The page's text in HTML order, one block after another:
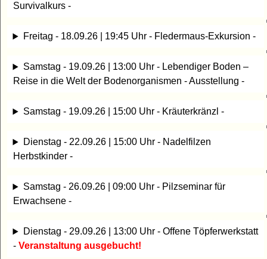
Survivalkurs -
Freitag - 18.09.26 | 19:45 Uhr - Fledermaus-Exkursion -
Samstag - 19.09.26 | 13:00 Uhr - Lebendiger Boden –
Reise in die Welt der Bodenorganismen - Ausstellung -
Samstag - 19.09.26 | 15:00 Uhr - Kräuterkränzl -
Dienstag - 22.09.26 | 15:00 Uhr - Nadelfilzen
Herbstkinder -
Samstag - 26.09.26 | 09:00 Uhr - Pilzseminar für
Erwachsene -
Dienstag - 29.09.26 | 13:00 Uhr - Offene Töpferwerkstatt
- Veranstaltung ausgebucht!